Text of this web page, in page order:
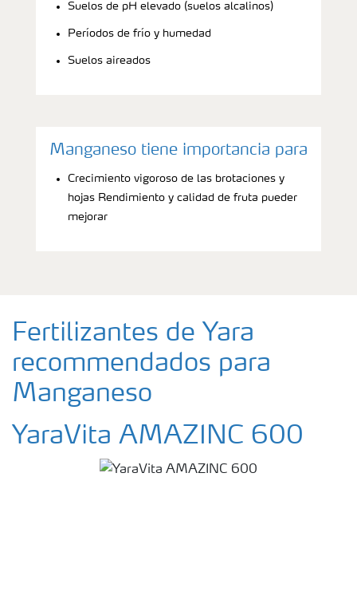
Suelos de pH elevado (suelos alcalinos)
Períodos de frío y humedad
Suelos aireados
Manganeso tiene importancia para
Crecimiento vigoroso de las brotaciones y
hojas Rendimiento y calidad de fruta pueder
mejorar
Fertilizantes de Yara
recommendados para
Manganeso
YaraVita AMAZINC 600